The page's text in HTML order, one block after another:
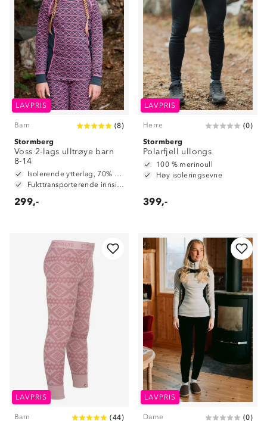
LAVPRIS
Barn (8)
Stormberg
Voss 2-lags ulltrøye barn
8-14
Isolerende ytterlag, 70% merinoull / 30% polyester
Fukttransporterende innside, 100% polyester
299,-
LAVPRIS
Herre (0)
Stormberg
Polarfjell ullongs
100 % merinoull
Høy isoleringsevne
399,-
LAVPRIS
Barn (44)
LAVPRIS
Dame (0)